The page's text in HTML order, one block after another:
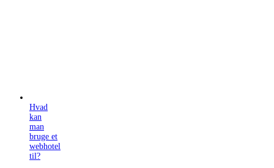
Hvad
kan
man
bruge et
webhotel
til?